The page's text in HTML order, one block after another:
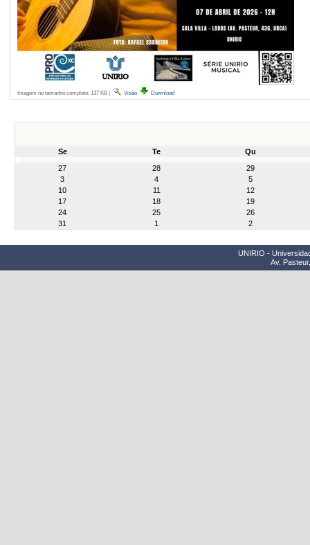
Imagem no tamanho completo: 137 KB| Visão Download
Se Te
Qu
27
28
29
3
4
5
10
11
12
17
18
19
24
25
26
31
1 2
UNIRIO -
Av.